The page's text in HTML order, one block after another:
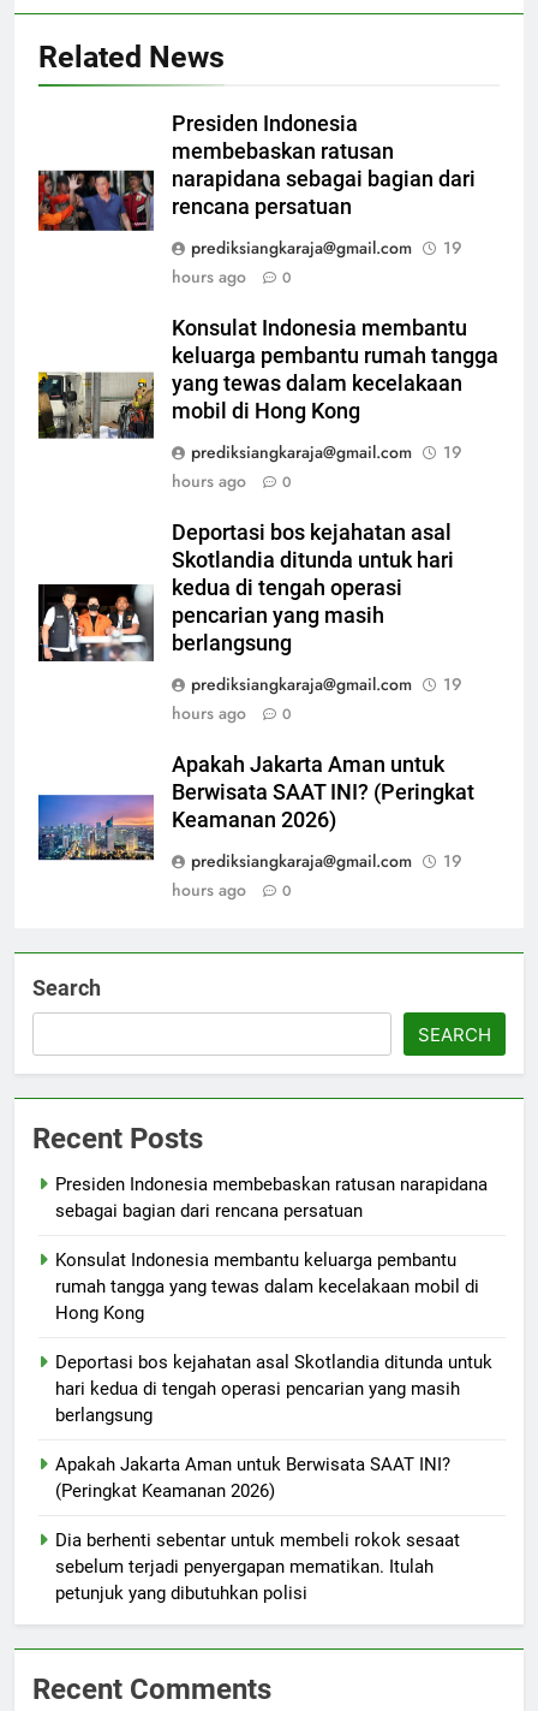
Related News
Presiden Indonesia
membebaskan ratusan
narapidana sebagai bagian dari
rencana persatuan
prediksiangkaraja@gmail.com
19
hours ago
0
Konsulat Indonesia membantu
keluarga pembantu rumah tangga
yang tewas dalam kecelakaan
mobil di Hong Kong
prediksiangkaraja@gmail.com
19
hours ago
0
Deportasi bos kejahatan asal
Skotlandia ditunda untuk hari
kedua di tengah operasi
pencarian yang masih
berlangsung
prediksiangkaraja@gmail.com
19
hours ago
0
Apakah Jakarta Aman untuk
Berwisata SAAT INI? (Peringkat
Keamanan 2026)
prediksiangkaraja@gmail.com
19
hours ago
0
Search
SEARCH
Recent Posts
Presiden Indonesia membebaskan ratusan narapidana
sebagai bagian dari rencana persatuan
Konsulat Indonesia membantu keluarga pembantu
rumah tangga yang tewas dalam kecelakaan mobil di
Hong Kong
Deportasi bos kejahatan asal Skotlandia ditunda untuk
hari kedua di tengah operasi pencarian yang masih
berlangsung
Apakah Jakarta Aman untuk Berwisata SAAT INI?
(Peringkat Keamanan 2026)
Dia berhenti sebentar untuk membeli rokok sesaat
sebelum terjadi penyergapan mematikan. Itulah
petunjuk yang dibutuhkan polisi
Recent Comments